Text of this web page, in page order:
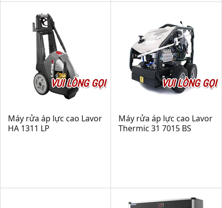
VUI LÒNG GỌI
Máy rửa áp lực cao Lavor
HA 1311 LP
VUI LÒNG GỌI
Máy rửa áp lực cao Lavor
Thermic 31 7015 BS